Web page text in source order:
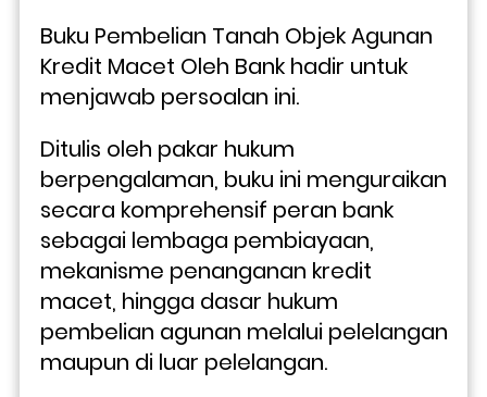
Buku Pembelian Tanah Objek Agunan
Kredit Macet Oleh Bank hadir untuk
menjawab persoalan ini.
Ditulis oleh pakar hukum
berpengalaman, buku ini menguraikan
secara komprehensif peran bank
sebagai lembaga pembiayaan,
mekanisme penanganan kredit
macet, hingga dasar hukum
pembelian agunan melalui pelelangan
maupun di luar pelelangan.